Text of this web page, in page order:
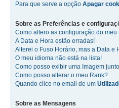
Para que serve a opção Apagar
Sobre as Preferências e
Como altero as configuração do meu
A Data e Hora estão erradas!
Alterei o Fuso Horário, mas a Data e
O meu idioma não está na lista!
Como posso exibir uma Imagem
Como posso alterar o meu Rank?
Quando clico no email de um
Sobre as Mensagens